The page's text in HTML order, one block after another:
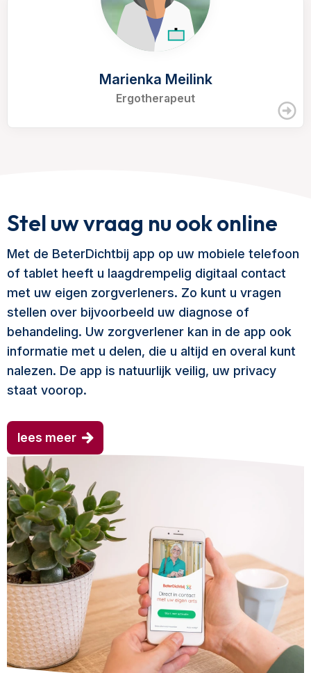
Marienka Meilink
Ergotherapeut
Stel uw vraag nu ook online
Met de BeterDichtbij app op uw mobiele telefoon
of tablet heeft u laagdrempelig digitaal contact
met uw eigen zorgverleners. Zo kunt u vragen
stellen over bijvoorbeeld uw diagnose of
behandeling. Uw zorgverlener kan in de app ook
informatie met u delen, die u altijd en overal kunt
nalezen. De app is natuurlijk veilig, uw privacy
staat voorop.
lees meer